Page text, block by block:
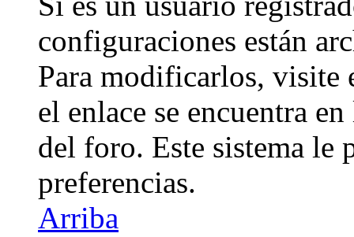
configuraciones están
Para modificarlos, visite
el enlace se encuentra
del foro. Este sistema le
preferencias.
Arriba